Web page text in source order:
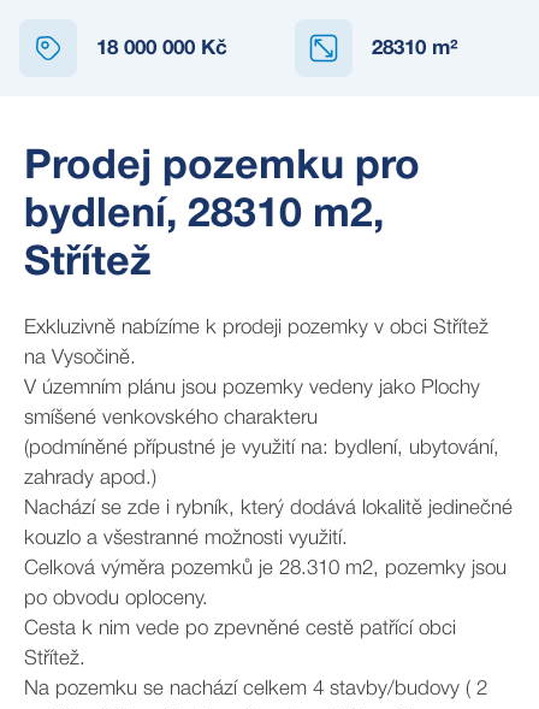
18 000 000 Kč 28310 m²
Prodej pozemku pro
bydlení, 28310 m2,
Střítež
Exkluzivně nabízíme k prodeji pozemky v obci Střítež
na Vysočině.
V územním plánu jsou pozemky vedeny jako Plochy
smíšené venkovského charakteru
(podmíněné přípustné je využití na: bydlení, ubytování,
zahrady apod.)
Nachází se zde i rybník, který dodává lokalitě jedinečné
kouzlo a všestranné možnosti využití.
Celková výměra pozemků je 28.310 m2, pozemky jsou
po obvodu oploceny.
Cesta k nim vede po zpevněné cestě patřící obci
Střítež.
Na pozemku se nachází celkem 4 stavby/budovy ( 2